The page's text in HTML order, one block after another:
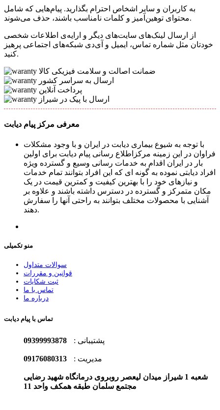
به کاربران و سایر اشخاص احترام بگذارید. پیام‌هایی که شامل
محتوای توهین‌آمیز و کلمات نامناسب باشند، حذف می‌شوند.
از ارسال لینک‌های سایت‌های دیگر و ارایه‌ی اطلاعات شخصی
خودتان مثل شماره تماس، ایمیل و آی‌دی شبکه‌های اجتماعی پرهیز
کنید.
ضمانت اصالت و سلامت فیزیکی کالا
ارسال به سراسر کشور
پرداخت آنلاین
ارسال با پیک در شیراز
با توجه به شیوع بیماری دیابت در ایران و با وجود مشکلات
فراوان در این زمینه مرکزاطلاع رسانی پیام دیابت برای اولین
بار در ایران اقدام به خدمات رسانی وسیع و گسترده ویژه
افراد دیابتی نموده به گونه ای که این افراد بتوانند تمام خدمات
و نیازهای خود را با بهترین کیفیت و کمترین قیمت در یک
مکان متمرکز و گسترده در دسترس داشته باشند و علاوه بر
آشنایی با محصولات مختلف بتوانند به راحتی آنها را سفارش
دهند.
منو تکمیلی
سوالات متداول
قوانین و مقررات
ثبت شکایات
تماس با ما
درباره ما
تماس با پیام دیابت
پشتیبانی : 09399993878
مدیریت : 09176080313
شعبه 1 شیراز میدان لیعصر روبروی درمانگاه شهید رضایی
مجتمع سلمان طبقه همکف واحد 11